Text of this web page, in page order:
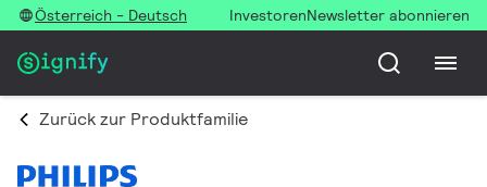
Österreich - Deutsch InvestorenNewsletter abonnieren
Zurück zur Produktfamilie